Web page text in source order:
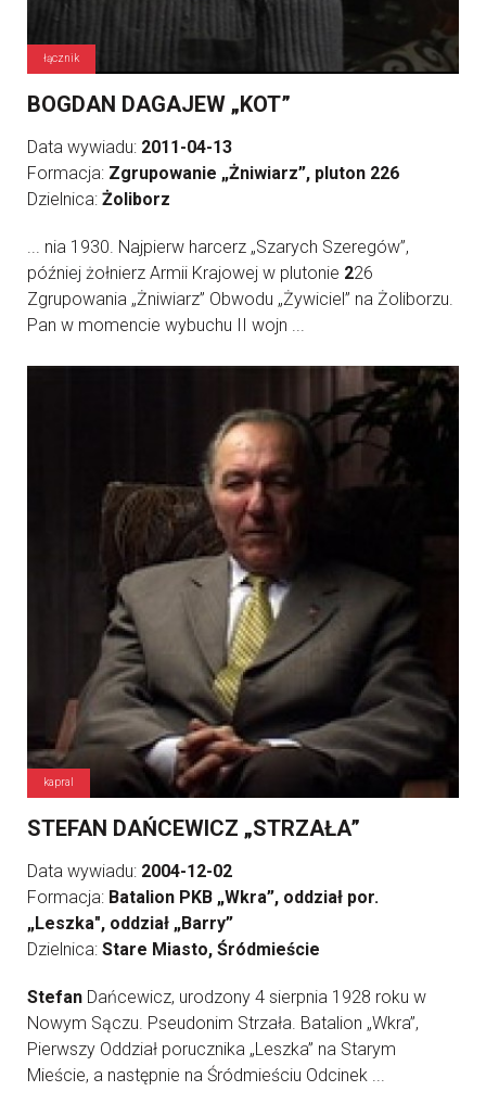
łącznik
BOGDAN DAGAJEW „KOT”
Data wywiadu: 2011-04-13
Formacja: Zgrupowanie „Żniwiarz”, pluton 226
Dzielnica: Żoliborz
... nia 1930. Najpierw harcerz „Szarych Szeregów”,
później żołnierz Armii Krajowej w plutonie 226
Zgrupowania „Żniwiarz” Obwodu „Żywiciel” na Żoliborzu.
Pan w momencie wybuchu II wojn ...
kapral
STEFAN DAŃCEWICZ „STRZAŁA”
Data wywiadu: 2004-12-02
Formacja: Batalion PKB „Wkra”, oddział por.
„Leszka", oddział „Barry”
Dzielnica: Stare Miasto, Śródmieście
Stefan Dańcewicz, urodzony 4 sierpnia 1928 roku w
Nowym Sączu. Pseudonim Strzała. Batalion „Wkra”,
Pierwszy Oddział porucznika „Leszka” na Starym
Mieście, a następnie na Śródmieściu Odcinek ...